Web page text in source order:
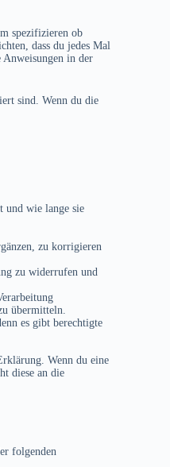
spezifizieren ob
dass du jedes Mal
in der
sind. Wenn du die
und wie lange sie
zu korrigieren
zu widerrufen und
übermitteln.
es gibt berechtigte
Wenn du eine
diese an die
folgenden